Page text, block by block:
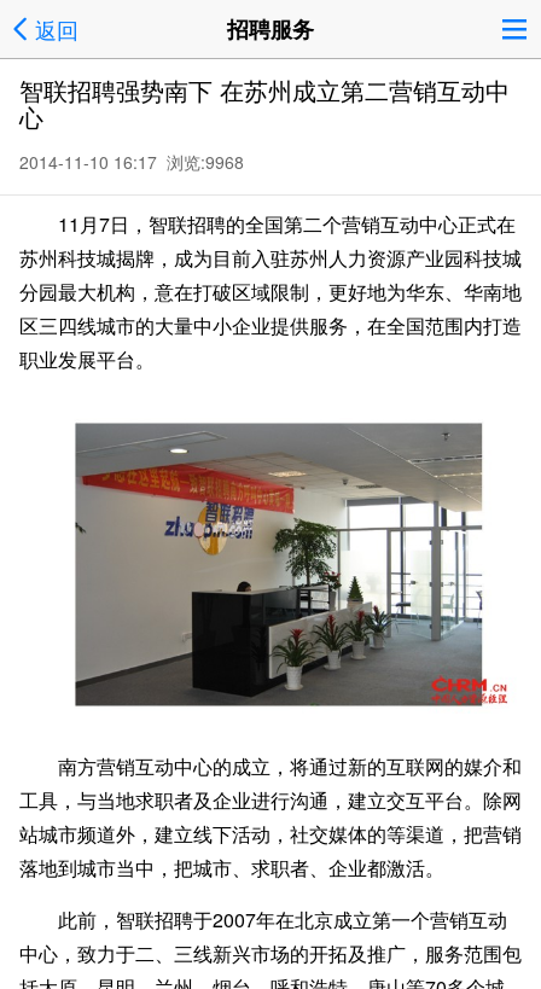
返回 招聘服务
智联招聘强势南下 在苏州成立第二营销互动中
心
2014-11-10 16:17 浏览:9968
11月7日，智联招聘的全国第二个营销互动中心正式在
苏州科技城揭牌，成为目前入驻苏州人力资源产业园科技城
分园最大机构，意在打破区域限制，更好地为华东、华南地
区三四线城市的大量中小企业提供服务，在全国范围内打造
职业发展平台。
南方营销互动中心的成立，将通过新的互联网的媒介和
工具，与当地求职者及企业进行沟通，建立交互平台。除网
站城市频道外，建立线下活动，社交媒体的等渠道，把营销
落地到城市当中，把城市、求职者、企业都激活。
此前，智联招聘于2007年在北京成立第一个营销互动
中心，致力于二、三线新兴市场的开拓及推广，服务范围包